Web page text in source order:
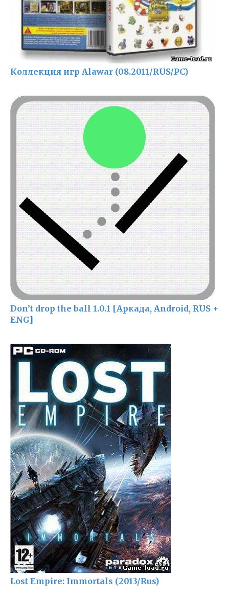
Коллекция игр Alawar (08.2011/RUS/PC)
Don’t drop the ball 1.0.1 [Аркада, Android, RUS +
ENG]
Lost Empire: Immortals (2013/Rus)